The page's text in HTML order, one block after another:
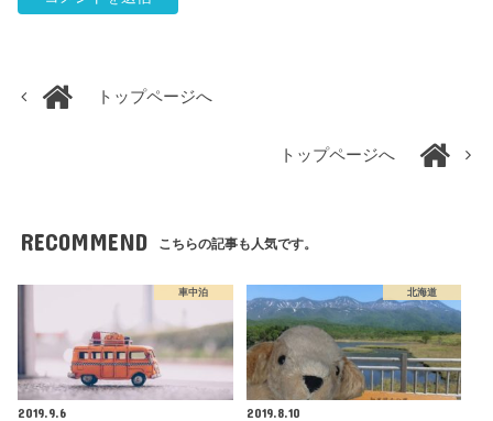
トップページへ
トップページへ
RECOMMEND こちらの記事も人気です。
車中泊
2019.9.6
北海道
2019.8.10